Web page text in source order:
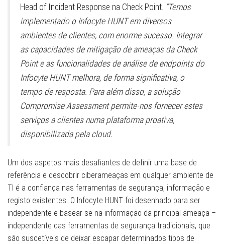
Head of Incident Response na Check Point. “Temos
implementado o Infocyte HUNT em diversos
ambientes de clientes, com enorme sucesso. Integrar
as capacidades de mitigação de ameaças da Check
Point e as funcionalidades de análise de endpoints do
Infocyte HUNT melhora, de forma significativa, o
tempo de resposta. Para além disso, a solução
Compromise Assessment permite-nos fornecer estes
serviços a clientes numa plataforma proativa,
disponibilizada pela cloud.
Um dos aspetos mais desafiantes de definir uma base de
referência e descobrir ciberameaças em qualquer ambiente de
TI é a confiança nas ferramentas de segurança, informação e
registo existentes. O Infocyte HUNT foi desenhado para ser
independente e basear-se na informação da principal ameaça –
independente das ferramentas de segurança tradicionais, que
são suscetíveis de deixar escapar determinados tipos de